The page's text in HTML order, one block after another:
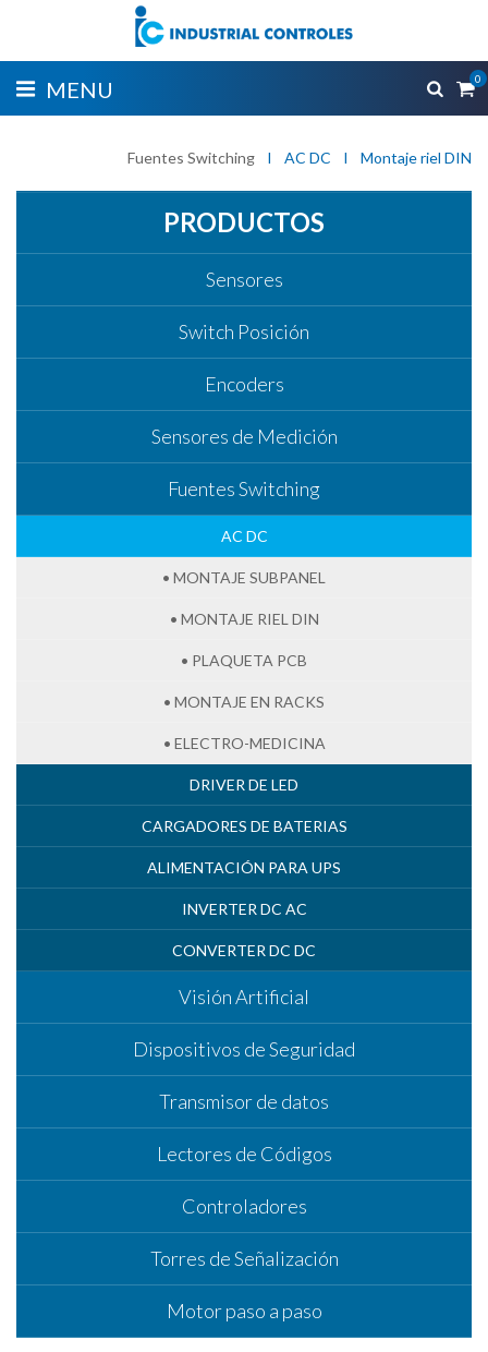
MENU 0
Fuentes Switching I AC DC I Montaje riel DIN
PRODUCTOS
Sensores
Switch Posición
Encoders
Sensores de Medición
Fuentes Switching
AC DC
• MONTAJE SUBPANEL
• MONTAJE RIEL DIN
• PLAQUETA PCB
• MONTAJE EN RACKS
• ELECTRO-MEDICINA
DRIVER DE LED
CARGADORES DE BATERIAS
ALIMENTACIÓN PARA UPS
INVERTER DC AC
CONVERTER DC DC
Visión Artificial
Dispositivos de Seguridad
Transmisor de datos
Lectores de Códigos
Controladores
Torres de Señalización
Motor paso a paso